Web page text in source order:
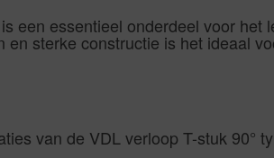
een essentieel onderdeel voor
sterke constructie is het ideaal
van de VDL verloop T-stuk 90°